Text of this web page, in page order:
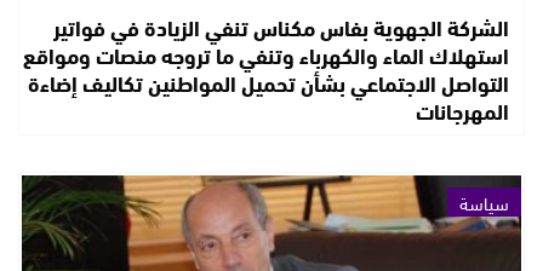
الشركة الجهوية بفاس مكناس تنفي الزيادة في فواتير
استهلاك الماء والكهرباء وتنفي ما تروجه منصات ومواقع
التواصل الاجتماعي بشأن تحميل المواطنين تكاليف إضاءة
المهرجانات
سياسة